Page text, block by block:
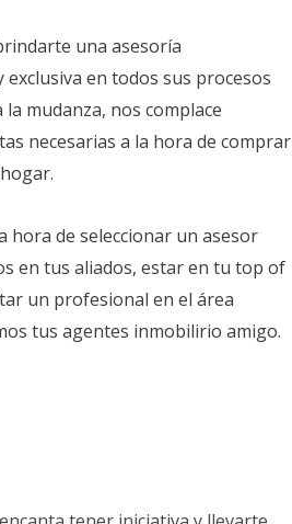
una asesoría
exclusiva en todos sus procesos
mudanza, nos complace
necesarias a la hora de comprar
hora de seleccionar un asesor
en tus aliados, estar en tu top of
un profesional en el área
tus agentes inmobilirio amigo.